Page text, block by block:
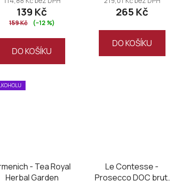
139 Kč
159 Kč (–12 %)
DO KOŠÍKU
265 Kč
DO KOŠÍKU
- Tea Royal
Herbal Garden
Le Contesse -
Prosecco DOC brut,